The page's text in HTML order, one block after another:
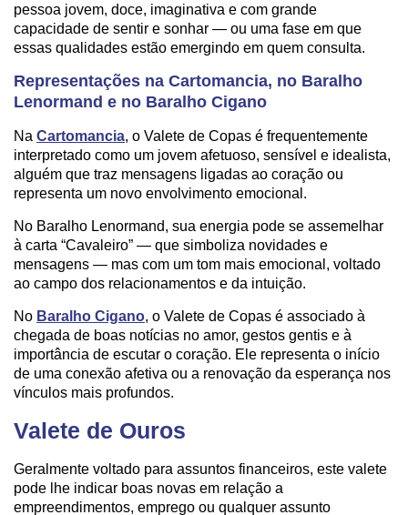
pessoa jovem, doce, imaginativa e com grande
capacidade de sentir e sonhar — ou uma fase em que
essas qualidades estão emergindo em quem consulta.
Representações na Cartomancia, no Baralho
Lenormand e no Baralho Cigano
Na Cartomancia, o Valete de Copas é frequentemente
interpretado como um jovem afetuoso, sensível e idealista,
alguém que traz mensagens ligadas ao coração ou
representa um novo envolvimento emocional.
No Baralho Lenormand, sua energia pode se assemelhar
à carta “Cavaleiro” — que simboliza novidades e
mensagens — mas com um tom mais emocional, voltado
ao campo dos relacionamentos e da intuição.
No Baralho Cigano, o Valete de Copas é associado à
chegada de boas notícias no amor, gestos gentis e à
importância de escutar o coração. Ele representa o início
de uma conexão afetiva ou a renovação da esperança nos
vínculos mais profundos.
Valete de Ouros
Geralmente voltado para assuntos financeiros, este valete
pode lhe indicar boas novas em relação a
empreendimentos, emprego ou qualquer assunto